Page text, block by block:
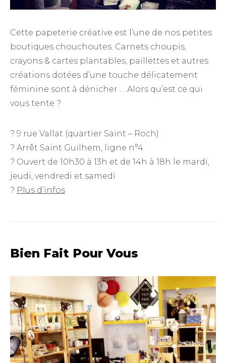
Cette papeterie créative est l’une de nos petites
boutiques chouchoutes. Carnets choupis,
crayons & cartes plantables, paillettes et autres
créations dotées d’une touche délicatement
féminine sont à dénicher … Alors qu’est ce qui
vous tente ?
? 9 rue Vallat (quartier Saint – Roch)
? Arrêt Saint Guilhem, ligne n°4
? Ouvert de 10h30 à 13h et de 14h à 18h le mardi,
jeudi, vendredi et samedi
? Plus d’infos
Bien Fait Pour Vous